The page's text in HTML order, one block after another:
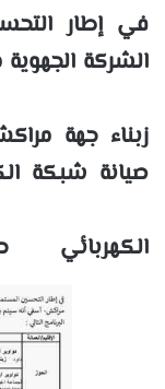
في إطار
الشركة
زبناء جهة
صيانة شبكة